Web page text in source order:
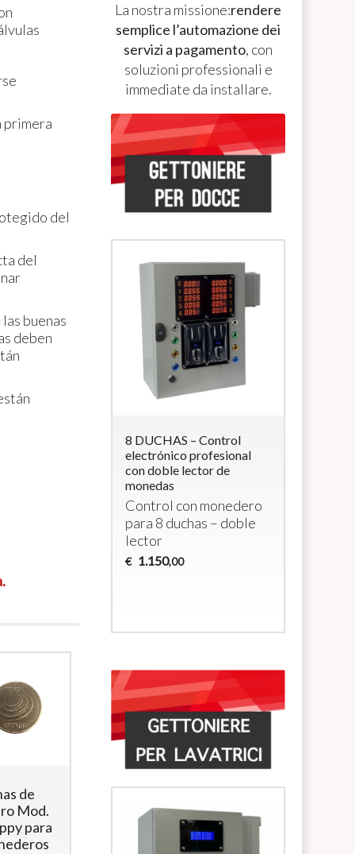
primera
del
del
buenas
deben
de
Mod.
para
1 DUCHA –
Monedero
multimoneda
Mostrina
Fronte e
Retro per
La nostra missione:rendere
semplice l’automazione dei
servizi a pagamento, con
soluzioni professionali e
immediate da installare.
8 DUCHAS – Control
electrónico profesional
con doble lector de
monedas
Control con monedero
para 8 duchas – doble
lector
€ 1.150,00